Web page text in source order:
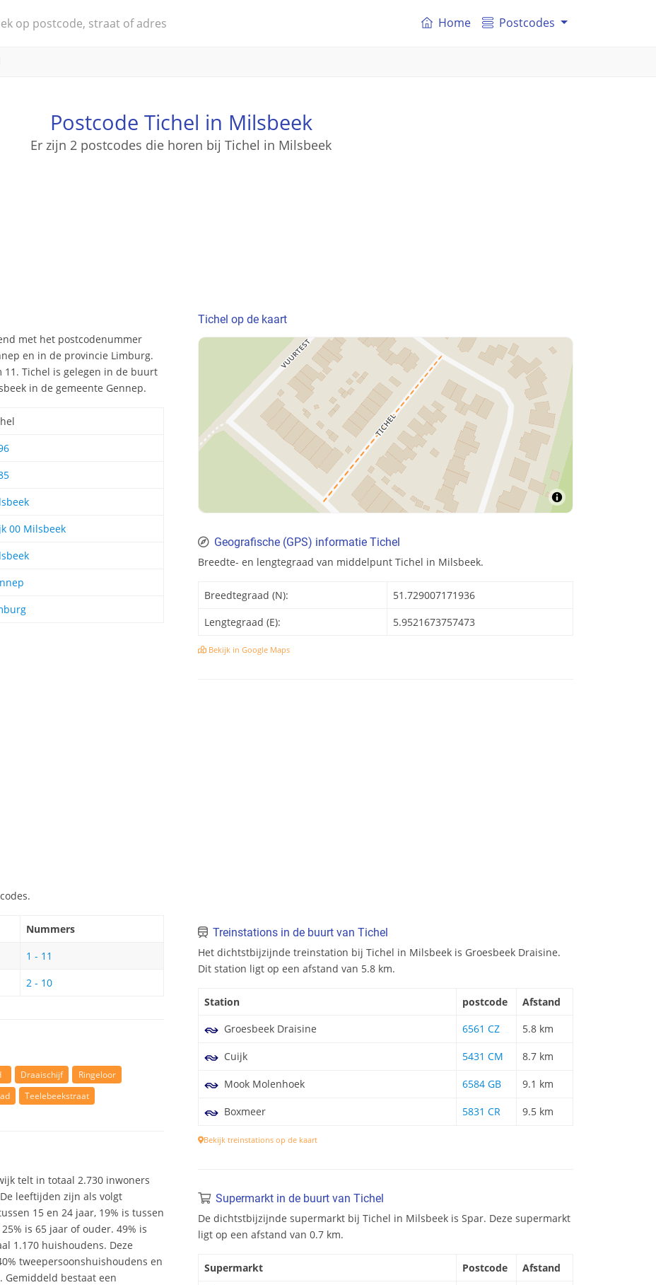
Home Postcodes
Postcode Tichel in Milsbeek
Er zijn 2 postcodes die horen bij Tichel in Milsbeek
met het postcodenummer
en in de provincie Limburg.
Tichel is gelegen in de buurt
in de gemeente Gennep.
00 Milsbeek
Nummers
1 - 11
2 - 10
Draaischijf
Ringeloor
Teelebeekstraat
telt in totaal 2.730 inwoners
leeftijden zijn als volgt
15 en 24 jaar, 19% is tussen
is 65 jaar of ouder. 49% is
1.170 huishoudens. Deze
tweepersoonshuishoudens en
Gemiddeld bestaat een
Tichel op de kaart
Geografische (GPS) informatie Tichel
Breedte- en lengtegraad van middelpunt Tichel in Milsbeek.
Breedtegraad (N):
51.729007171936
Lengtegraad (E):
5.9521673757473
Bekijk in Google Maps
Treinstations in de buurt van Tichel
Het dichtstbijzijnde treinstation bij Tichel in Milsbeek is Groesbeek Draisine.
Dit station ligt op een afstand van 5.8 km.
Station postcode
Afstand
Groesbeek Draisine
6561 CZ 5.8 km
Cuijk 5431 CM 8.7 km
Mook Molenhoek 6584 GB 9.1 km
Boxmeer 5831 CR 9.5 km
Bekijk treinstations op de kaart
Supermarkt in de buurt van Tichel
De dichtstbijzijnde supermarkt bij Tichel in Milsbeek is Spar. Deze supermarkt
ligt op een afstand van 0.7 km.
Supermarkt Postcode
Afstand